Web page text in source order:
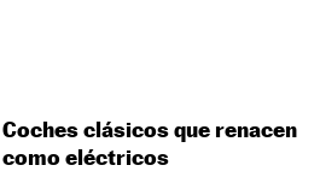
Coches clásicos que renacen
como eléctricos